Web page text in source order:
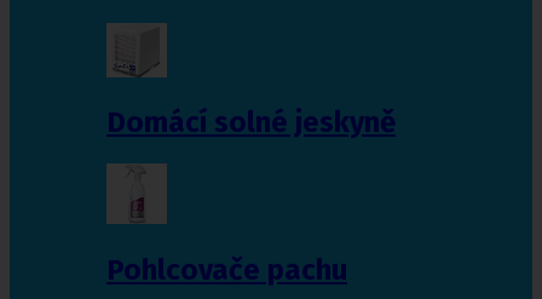
Domácí solné jeskyně
Pohlcovače pachu